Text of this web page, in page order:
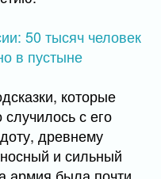
которые
случилось с его
древнему
и сильный